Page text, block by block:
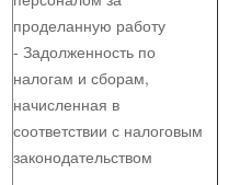
проделанную работу
- Задолженность по
налогам и сборам,
начисленная в
соответствии с налоговым
законодательством